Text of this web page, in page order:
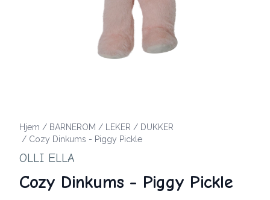
Hjem / BARNEROM / LEKER / DUKKER
/ Cozy Dinkums - Piggy Pickle
OLLI ELLA
Cozy Dinkums - Piggy Pickle